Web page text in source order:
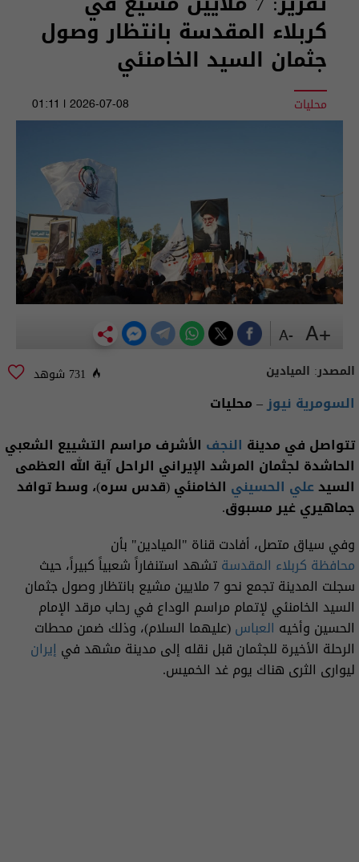
كربلاء المقدسة بانتظار وصول
جثمان السيد الخامنئي
محليات 2026-07-08 | 01:11
المصدر: الميادين 731 شوهد
السومرية نيوز– محليات
تتواصل في مدينة النجف الأشرف مراسم التشييع الشعبي
الحاشدة لجثمان المرشد الإيراني الراحل آية الله العظمى
السيدعلي الحسيني الخامنئي (قدس سره)، وسط توافد
جماهيري غير مسبوق.
وفي سياق متصل، أفادت قناة "الميادين" بأن
محافظة كربلاء المقدسةتشهد استنفاراً شعبياً كبيراً، حيث
سجلت المدينة تجمع نحو 7 ملايين مشيع بانتظار وصول جثمان
السيد الخامنئي لإتمام مراسم الوداع في رحاب مرقد الإمام
الحسين وأخيه العباس(عليهما السلام)، وذلك ضمن محطات
الرحلة الأخيرة للجثمان قبل نقله إلى مدينة مشهد في إيران
ليوارى الثرى هناك يوم غد الخميس.
+A
-A